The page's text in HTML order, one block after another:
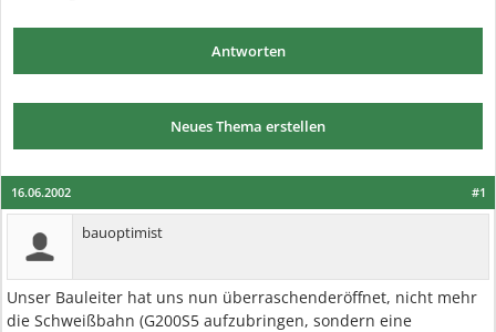
Antworten
Neues Thema erstellen
#1
16.06.2002
bauoptimist
Unser Bauleiter hat uns nun überraschenderöffnet, nicht mehr
die Schweißbahn (G200S5 aufzubringen, sondern eine